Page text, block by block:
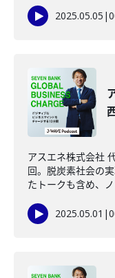
2025.05.05 |
アスエネ株式会社
回。脱炭素社会の
たトークも含め、
2025.05.01 |